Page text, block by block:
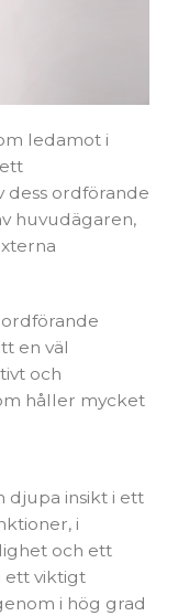
ledamot i
dess ordförande
huvudägaren,
ordförande
en väl
och
håller mycket
djupa insikt i ett
i
och ett
ett viktigt
i hög grad